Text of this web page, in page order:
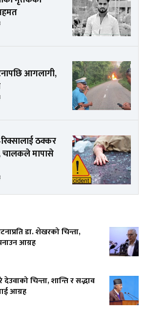
आगलागी,
ठक्कर
चालकले मापासे
डा. शेखरको चिन्ता,
आग्रह
देउवाको चिन्ता, शान्ति र सद्भाव
आग्रह